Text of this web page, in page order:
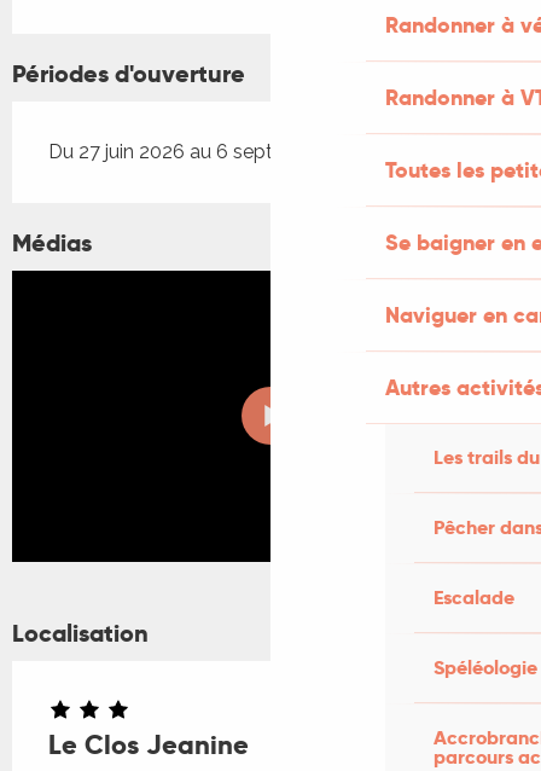
Randonner à
Randonner à
Toutes les
Se baigner en
Naviguer en
Autres
Les trails
Pêcher
Escalade
Spéléologie
parcours
Périodes d'ouverture
Du 27 juin 2026 au 6 septembre 2026
Médias
Localisation
Le Clos Jeanine